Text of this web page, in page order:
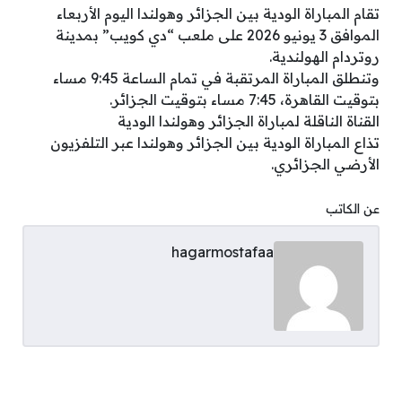
تقام المباراة الودية بين الجزائر وهولندا اليوم الأربعاء
الموافق 3 يونيو 2026 على ملعب “دي كويب” بمدينة
روتردام الهولندية.
وتنطلق المباراة المرتقبة في تمام الساعة 9:45 مساء
بتوقيت القاهرة، 7:45 مساء بتوقيت الجزائر.
القناة الناقلة لمباراة الجزائر وهولندا الودية
تذاع المباراة الودية بين الجزائر وهولندا عبر التلفزيون
الأرضي الجزائري.
عن الكاتب
hagarmostafaa